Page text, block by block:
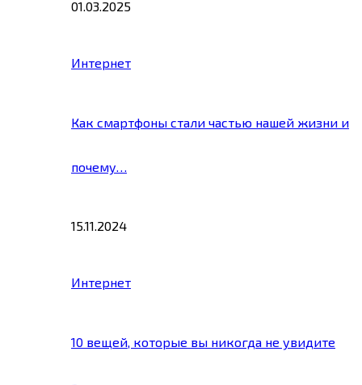
01.03.2025
Интернет
Как смартфоны стали частью нашей жизни и
почему…
15.11.2024
Интернет
10 вещей, которые вы никогда не увидите